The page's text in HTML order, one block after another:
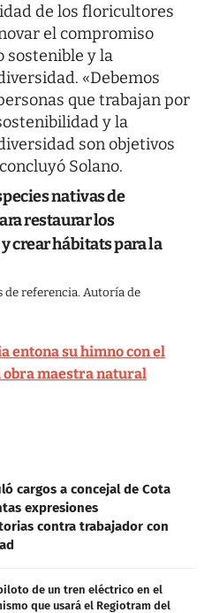
de los floricultores
el compromiso
sostenible y la
«Debemos
que trabajan por
y la
son objetivos
Solano.
nativas de
restaurar los
crear hábitats para la
de referencia. Autoría de
entona su himno con el
obra maestra natural
cargos a concejal de Cota
expresiones
contra trabajador con
de un tren eléctrico en el
que usará el Regiotram del